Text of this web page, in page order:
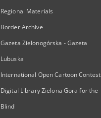
Regional Materials
Border Archive
Gazeta Zielonogórska - Gazeta
Lubuska
International Open Cartoon Contest
Digital Library Zielona Gora for the
Blind